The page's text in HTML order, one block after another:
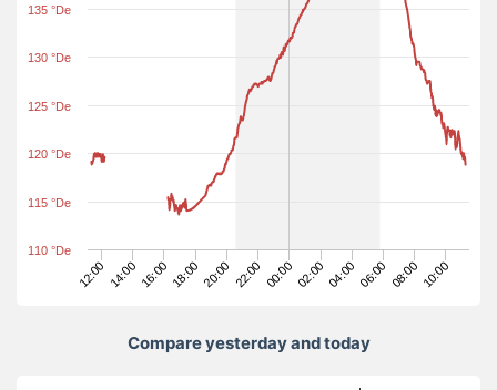
12:00 14:00 16:00 18:00 20:00 22:00 00:00 02:00 04:00 06:00 08:00 10:00
110 °De
115 °De
120 °De
125 °De
130 °De
135 °De
Compare yesterday and today